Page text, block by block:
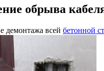
обрыва
демонтажа всей бетонной